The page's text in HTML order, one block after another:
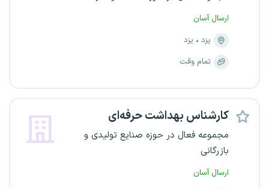
ارسال آسان
یزد
یزد
تمام وقت
کارشناس بهداشت حرفه‌ای
مجموعه فعال در حوزه صنایع تولیدی و
بازرگانی
ارسال آسان